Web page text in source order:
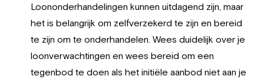
Loononderhandelingen kunnen uitdagend zijn, maar
het is belangrijk om zelfverzekerd te zijn en bereid
te zijn om te onderhandelen. Wees duidelijk over je
loonverwachtingen en wees bereid om een
tegenbod te doen als het initiële aanbod niet aan je